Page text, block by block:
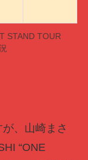
STAND TOUR
、山崎まさ
“ONE